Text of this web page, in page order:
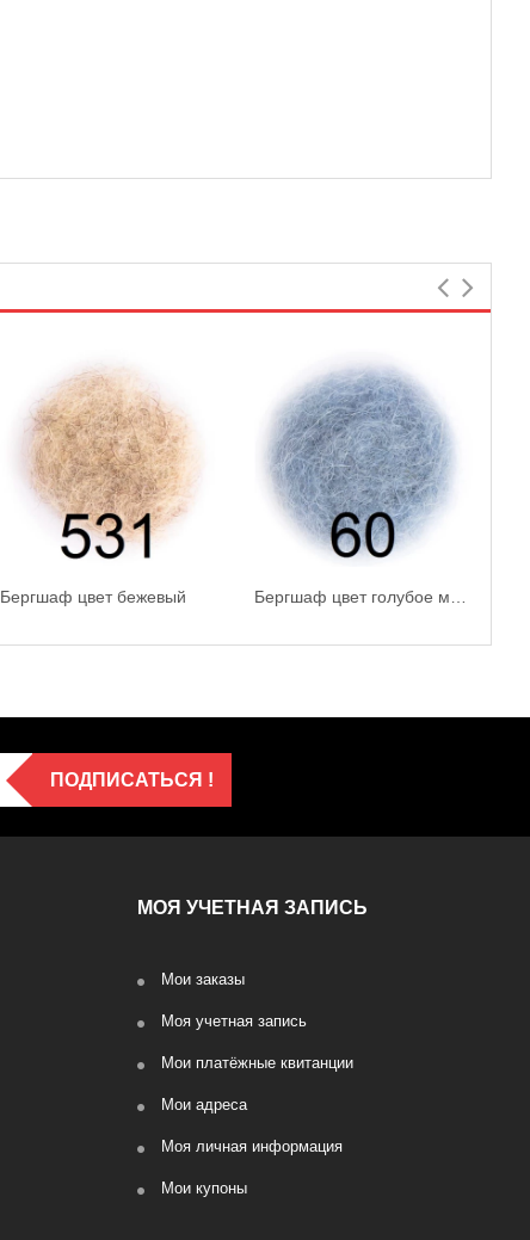
Бергшаф цвет бежевый
ПОДПИСАТЬСЯ !
МОЯ УЧЕТНАЯ ЗАПИСЬ
Мои заказы
Моя учетная запись
Мои платёжные квитанции
Мои адреса
Моя личная информация
Мои купоны